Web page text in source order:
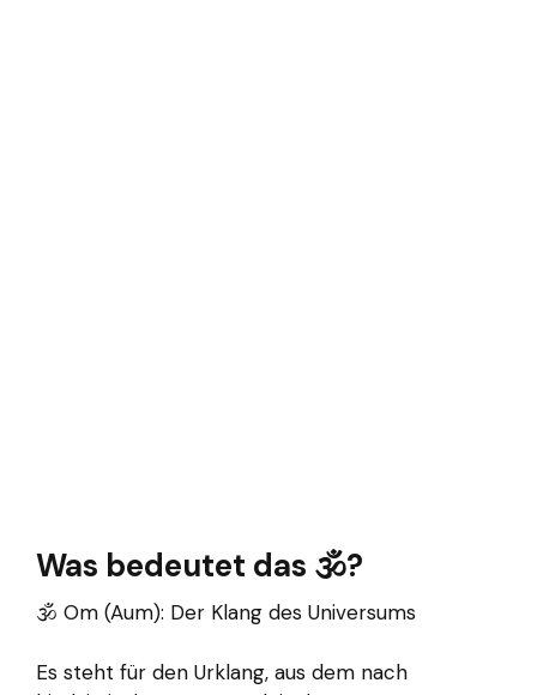
Was bedeutet das 🕉?
🕉️ Om (Aum): Der Klang des Universums
Es steht für den Urklang, aus dem nach